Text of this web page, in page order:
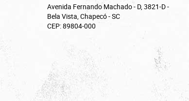
Avenida Fernando Machado - D, 3821-D-
Bela Vista, Chapecó-SC
CEP: 89804-000